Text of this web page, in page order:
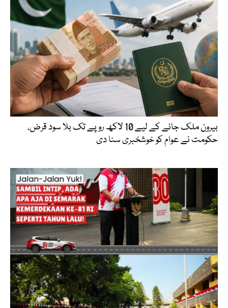
بیرون ملک جانے کے لیے 10 لاکھ روپے تک بلا سود قرض،
حکومت نے عوام کو خوشخبری سنا دی